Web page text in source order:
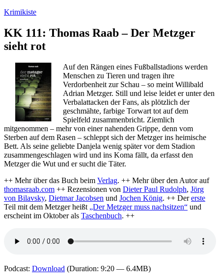
Zum
springen
Krimikiste
KK 111: Thomas Raab – Der Metzger
sieht rot
Auf den Rängen eines Fußballstadions werden
Menschen zu Tieren und tragen ihre
Verdorbenheit zur Schau – so meint Willibald
Adrian Metzger. Still und leise leidet er unter den
Verbalattacken der Fans, als plötzlich der
geschmähte, farbige Torwart tot auf dem
Spielfeld zusammenbricht. Ziemlich
mitgenommen – mehr von einer nahenden Grippe, denn vom
Sterben auf dem Rasen – schleppt sich der Metzger ins heimische
Bett. Als seine geliebte Danjela wenig später vor dem Stadion
zusammengeschlagen wird und ins Koma fällt, da erfasst den
Metzger die Wut und er sucht die Täter.
++ Mehr über das Buch beim Verlag. ++ Mehr über den Autor auf
thomasraab.com ++ Rezensionen von Dieter Paul Rudolph, Jörg
von Bilavsky, Dietmar Jacobsen und Jochen König. ++ Dererste
Teil mit dem Metzger heißt „Der Metzger muss nachsitzen“ und
erscheint im Oktober als Taschenbuch. ++
Podcast: Download (Duration: 9:20 — 6.4MB)